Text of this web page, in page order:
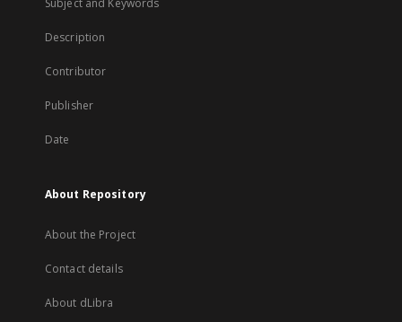
Subject and Keywords
Description
Contributor
Publisher
Date
About Repository
About the Project
Contact details
About dLibra